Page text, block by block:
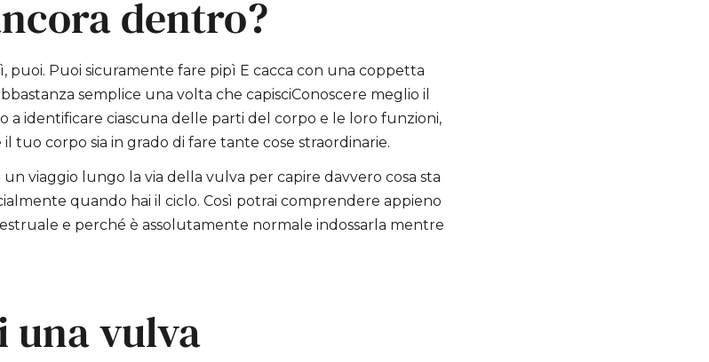
dentro?
puoi. Puoi sicuramente fare pipì E cacca con una coppetta
semplice una volta che capisciConoscere meglio il
a identificare ciascuna delle parti del corpo e le loro funzioni,
tuo corpo sia in grado di fare tante cose straordinarie.
viaggio lungo la via della vulva per capire davvero cosa sta
quando hai il ciclo. Così potrai comprendere appieno
e perché è assolutamente normale indossarla mentre
una vulva